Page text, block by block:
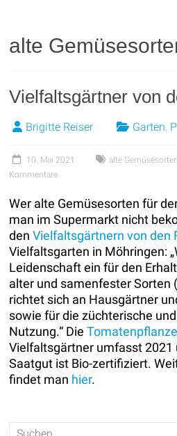
alte
Vielfaltsgärtner von
Brigitte Reiser Garten,
10. Mai 2021 alte Gemüsesorten
Kommentare
Wer alte Gemüsesorten für
man im Supermarkt nicht
denVielfaltsgärtnern von den
Vielfaltsgarten in Möhringen:
Leidenschaft ein für den
alter und samenfester Sorten
richtet sich an Hausgärtner
sowie für die züchterische
Nutzung.“ Die
Vielfaltsgärtner umfasst 2021
Saatgut ist Bio-zertifiziert.
findet man hier.